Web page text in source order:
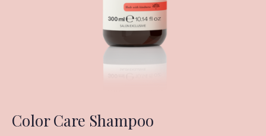
Color Care Shampoo